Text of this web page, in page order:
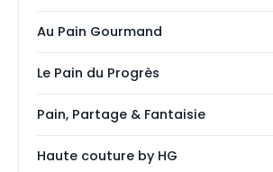
Au Pain Gourmand
Le Pain du Progrès
Pain, Partage & Fantaisie
Haute couture by HG